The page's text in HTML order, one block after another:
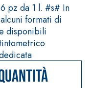
pz da 1 l. #s# In
formati di
disponibili
FASSAFLOOR –
POSA
FASSAFLOOR LA
Lisciatura
a base di
quarzo, ad alta
conducibilità